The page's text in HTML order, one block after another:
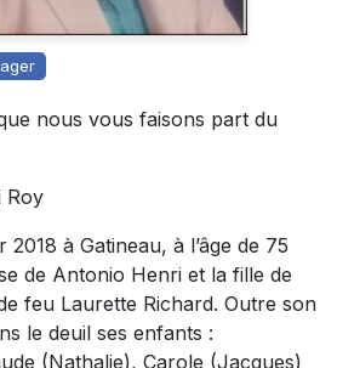
nous vous faisons part du
Roy
à Gatineau, à l’âge de 75
de Antonio Henri et la fille de
feu Laurette Richard. Outre son
le deuil ses enfants :
(Nathalie), Carole (Jacques)